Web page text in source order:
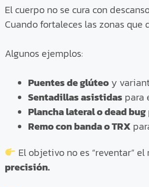
El cuerpo no se cura con
Cuando fortaleces las zonas
Algunos ejemplos:
Puentes de glúteo y
Sentadillas asistidas para
Plancha lateral o dead bug
Remo con banda o TRX
El objetivo no es “reventar” el
precisión.